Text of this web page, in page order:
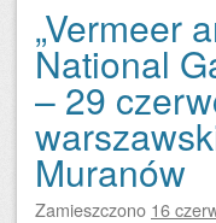
„Vermeer
National
– 29
Muranów
Zamieszczono 16